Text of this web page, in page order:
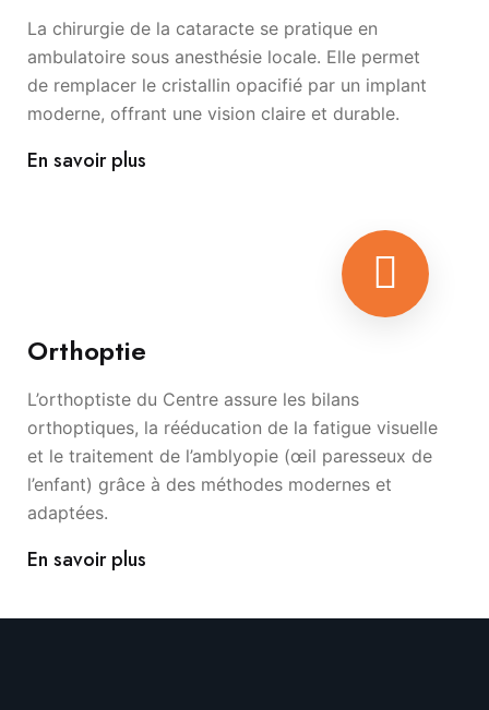
La chirurgie de la cataracte se pratique en
ambulatoire sous anesthésie locale. Elle permet
de remplacer le cristallin opacifié par un implant
moderne, offrant une vision claire et durable.
En savoir plus
Orthoptie
L’orthoptiste du Centre assure les bilans
orthoptiques, la rééducation de la fatigue visuelle
et le traitement de l’amblyopie (œil paresseux de
l’enfant) grâce à des méthodes modernes et
adaptées.
En savoir plus